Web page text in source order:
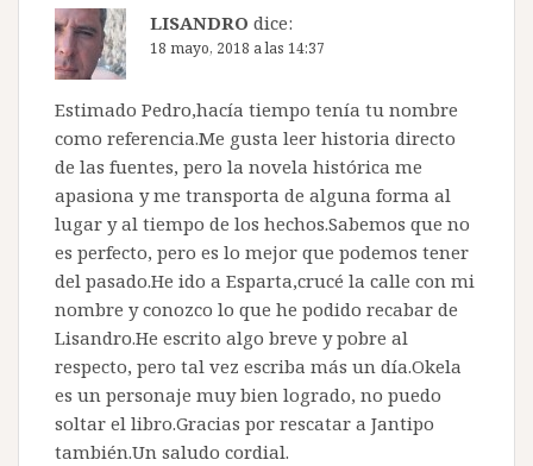
LISANDRO dice:
18 mayo, 2018 a las 14:37
Estimado Pedro,hacía tiempo tenía tu nombre
como referencia.Me gusta leer historia directo
de las fuentes, pero la novela histórica me
apasiona y me transporta de alguna forma al
lugar y al tiempo de los hechos.Sabemos que no
es perfecto, pero es lo mejor que podemos tener
del pasado.He ido a Esparta,crucé la calle con mi
nombre y conozco lo que he podido recabar de
Lisandro.He escrito algo breve y pobre al
respecto, pero tal vez escriba más un día.Okela
es un personaje muy bien logrado, no puedo
soltar el libro.Gracias por rescatar a Jantipo
también.Un saludo cordial.